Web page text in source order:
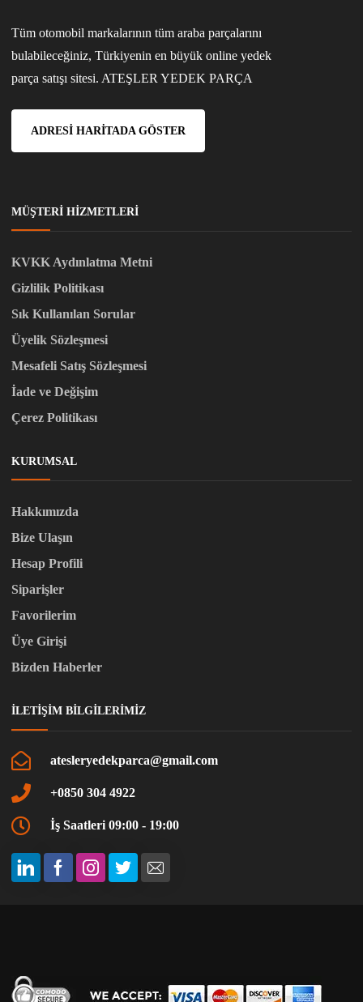
Tüm otomobil markalarının tüm araba parçalarını
bulabileceğiniz, Türkiyenin en büyük online yedek
parça satışı sitesi. ATEŞLER YEDEK PARÇA
ADRESI HARITADA GÖSTER
MÜŞTERI HIZMETLERI
KVKK Aydınlatma Metni
Gizlilik Politikası
Sık Kullanılan Sorular
Üyelik Sözleşmesi
Mesafeli Satış Sözleşmesi
İade ve Değişim
Çerez Politikası
KURUMSAL
Hakkımızda
Bize Ulaşın
Hesap Profili
Siparişler
Favorilerim
Üye Girişi
Bizden Haberler
İLETIŞIM BILGILERIMIZ
atesleryedekparca@gmail.com
+0850 304 4922
İş Saatleri 09:00 - 19:00